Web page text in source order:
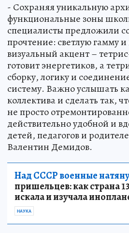
- Сохраняя уникальную
функциональные зоны
специалисты предложили
прочтение: светлую гамму
визуальный акцент –
готовит энергетиков, а
сборку, логику и
систему. Важно услышать
коллектива и сделать так,
не просто
действительно удобной и
детей, педагогов и
Валентин Демидов.
Над СССР военные
пришельцев: как страна
искала и изучала
НАУКА